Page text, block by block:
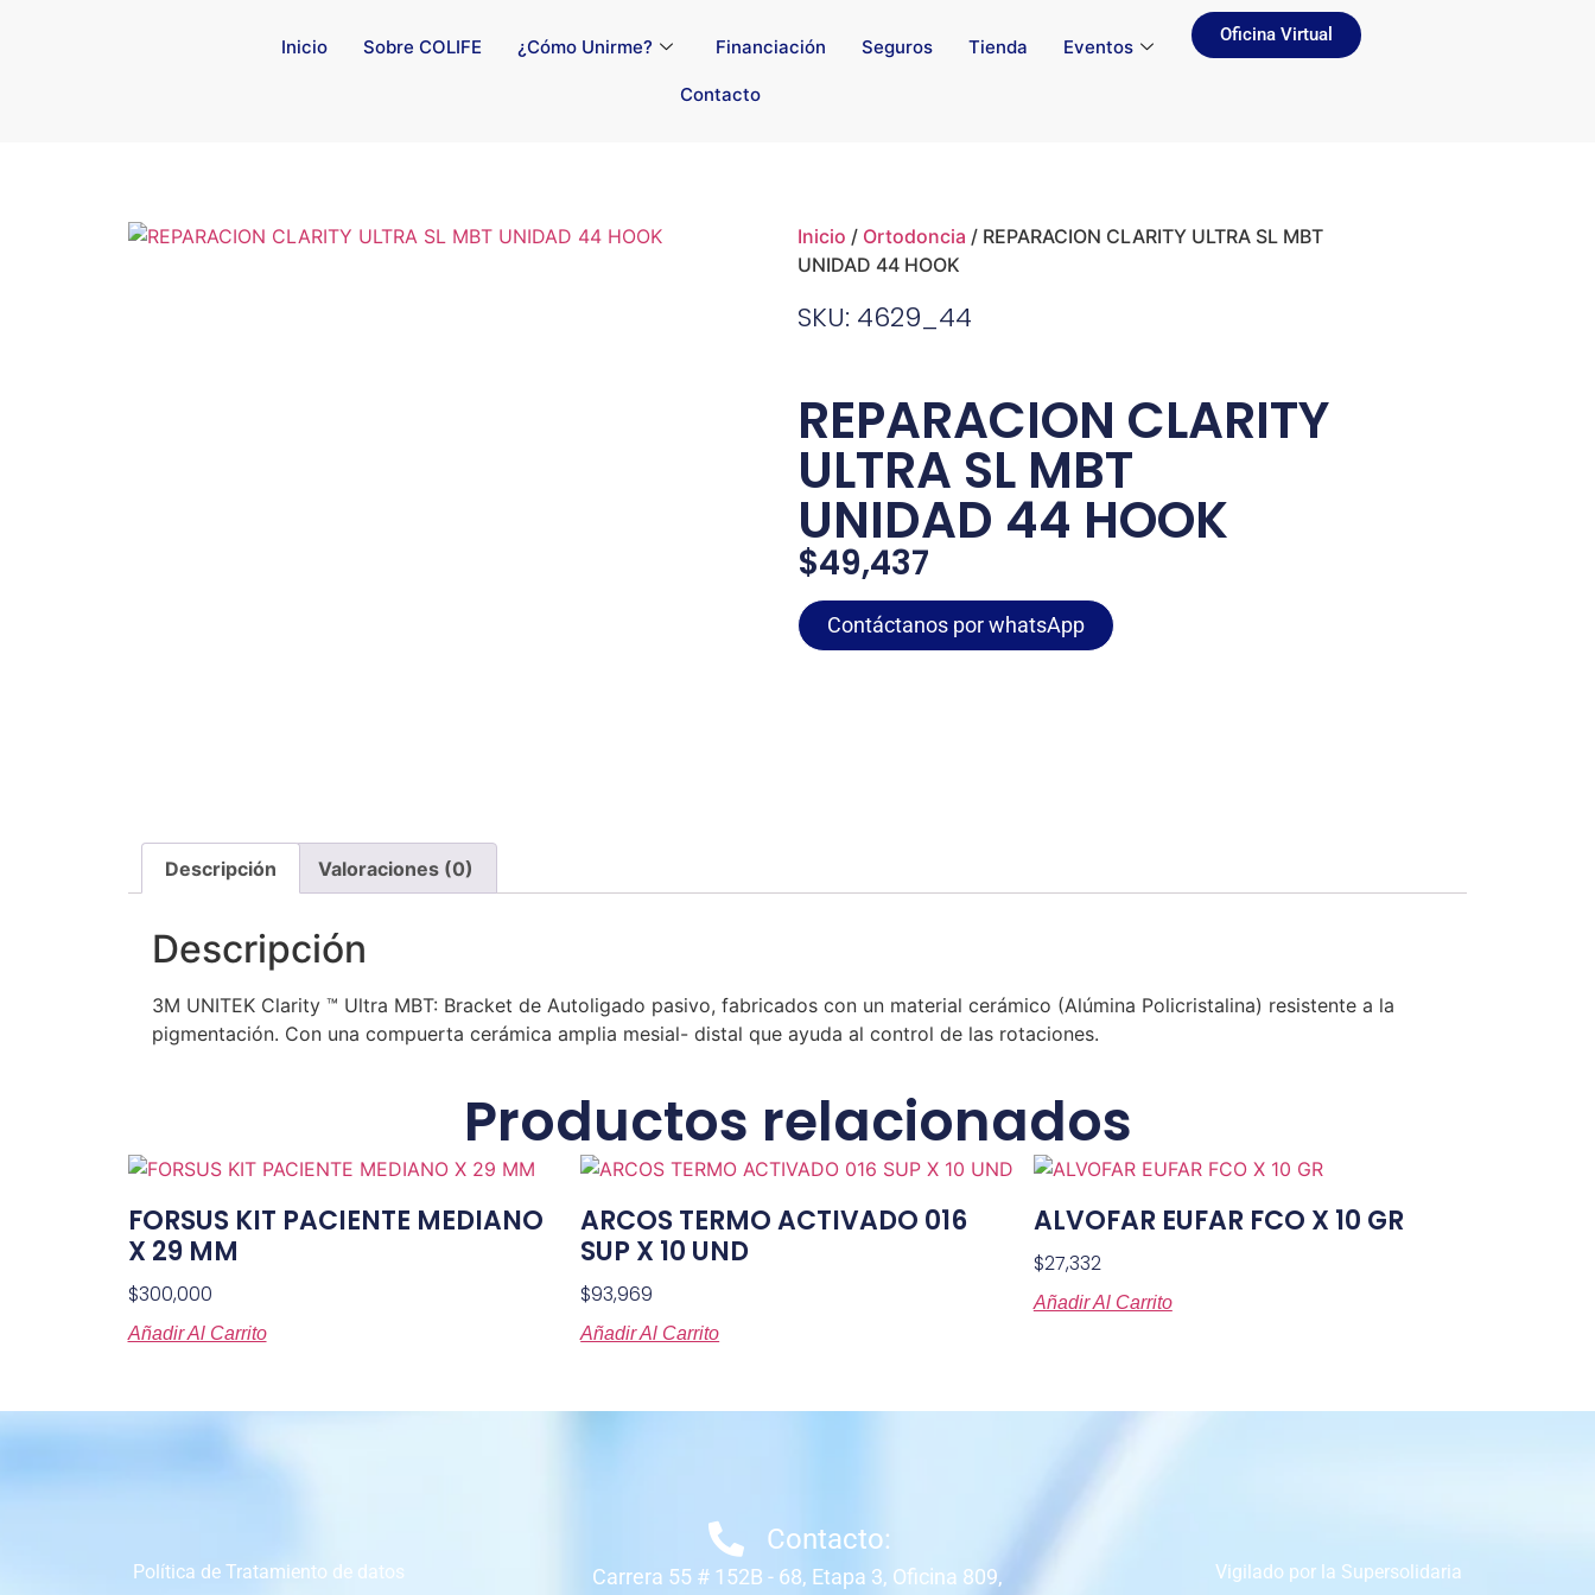
Inicio Sobre COLIFE ¿Cómo Unirme? Financiación Seguros Tienda Eventos
Contacto
Oficina Virtual
Inicio / Ortodoncia / REPARACION CLARITY ULTRA SL MBT
UNIDAD 44 HOOK
SKU: 4629_44
REPARACION CLARITY
ULTRA SL MBT
UNIDAD 44 HOOK
$49,437
Contáctanos por whatsApp
Descripción Valoraciones (0)
Descripción
3M UNITEK Clarity ™ Ultra MBT: Bracket de Autoligado pasivo, fabricados con un material cerámico (Alúmina Policristalina) resistente a la
pigmentación. Con una compuerta cerámica amplia mesial- distal que ayuda al control de las rotaciones.
Productos relacionados
FORSUS KIT PACIENTE MEDIANO
X 29 MM
$300,000
Añadir Al Carrito
ARCOS TERMO ACTIVADO 016
SUP X 10 UND
$93,969
Añadir Al Carrito
ALVOFAR EUFAR FCO X 10 GR
$27,332
Añadir Al Carrito
Política de Tratamiento de datos
Contacto:
Carrera 55 # 152B - 68, Etapa 3, Oficina 809, Vigilado por la Supersolidaria